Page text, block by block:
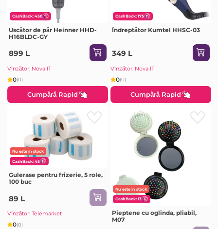
CashBack: 450
Uscător de păr Heinner HHD-
H16BLDC-GY
899 L
Vînzător: Nova IT
0(0)
Cumpără Rapid
CashBack: 175
Îndreptător Kumtel HHSC-03
349 L
Vînzător: Nova IT
0(0)
Cumpără Rapid
Nu este în stock
CashBack: 45
Gulerase pentru frizerie, 5 role,
100 buc
89 L
Vînzător: Telemarket
0(0)
Nu este în stock
CashBack: 13
Pieptene cu oglinda, pliabil,
M07